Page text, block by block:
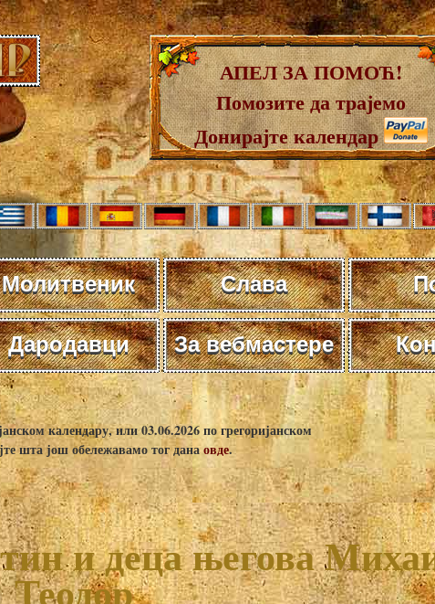
АПЕЛ ЗА ПОМОЋ!
Помозите да трајемо
Донирајте календар
Молитвеник Слава
Дародавци За вебмастере
календару, или 03.06.2026 по грегоријанском
шта још обележавамо тог данаовде.
и деца његова
Теодор